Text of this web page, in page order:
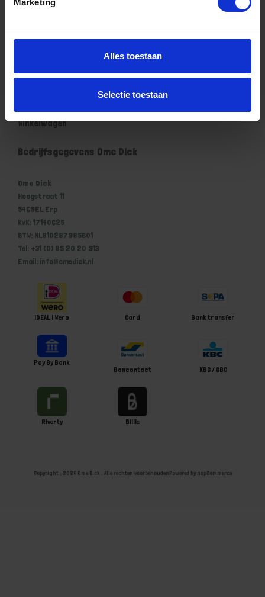
Alles toestaan
Selectie toestaan
Klantenservice
Klantenservice Ome Dick
Mijn account
Winkelwagen
Bedrijfsgegevens Ome Dick
Ome Dick
Hoogstraat 11
5469EL Erp
KvK: 17140625
BTW: NL810287985B01
Tel: +31 (0) 85 20 20 913
Email: info@omedick.nl
iDEAL | Wero Card Bank transfer
Pay By Bank
Bancontact
KBC / CBC
Riverty Billie
Copyright ; 2026 Ome Dick . Alle rechten voorbehoudenPowered by nopCommerce